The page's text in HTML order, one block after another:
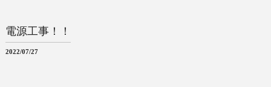
電源工事！！
2022/07/27